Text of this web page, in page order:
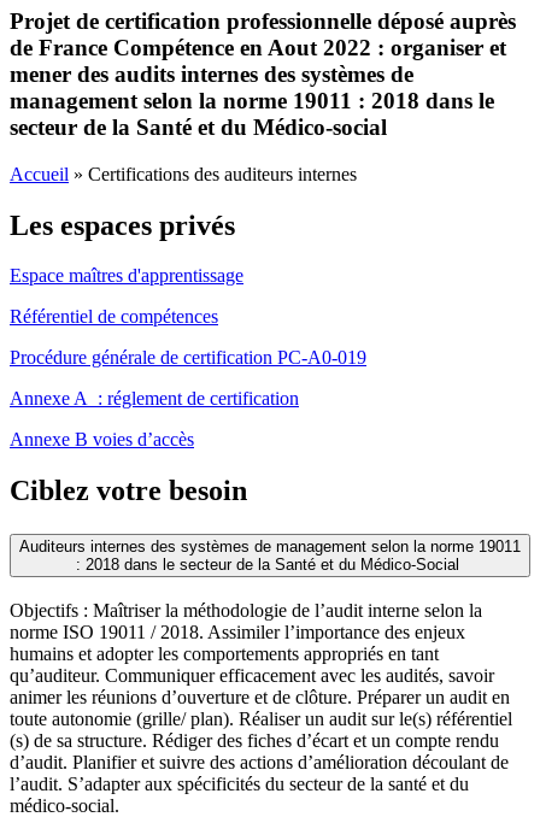
Projet de certification professionnelle déposé auprès
de France Compétence en Aout 2022 : organiser et
mener des audits internes des systèmes de
management selon la norme 19011 : 2018 dans le
secteur de la Santé et du Médico-social
Accueil » Certifications des auditeurs internes
Les espaces privés
Espace maîtres d'apprentissage
Référentiel de compétences
Procédure générale de certification PC-A0-019
Annexe A : réglement de certification
Annexe B voies d’accès
Ciblez votre besoin
Auditeurs internes des systèmes de management selon la norme 19011
: 2018 dans le secteur de la Santé et du Médico-Social
Objectifs : Maîtriser la méthodologie de l’audit interne selon la
norme ISO 19011 / 2018. Assimiler l’importance des enjeux
humains et adopter les comportements appropriés en tant
qu’auditeur. Communiquer efficacement avec les audités, savoir
animer les réunions d’ouverture et de clôture. Préparer un audit en
toute autonomie (grille/ plan). Réaliser un audit sur le(s) référentiel
(s) de sa structure. Rédiger des fiches d’écart et un compte rendu
d’audit. Planifier et suivre des actions d’amélioration découlant de
l’audit. S’adapter aux spécificités du secteur de la santé et du
médico-social.